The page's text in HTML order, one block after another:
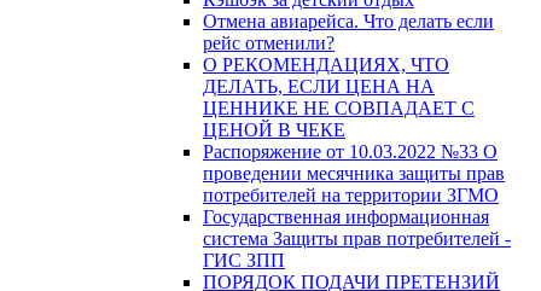
Отмена авиарейса. Что делать если
рейс отменили?
О РЕКОМЕНДАЦИЯХ, ЧТО
ДЕЛАТЬ, ЕСЛИ ЦЕНА НА
ЦЕННИКЕ НЕ СОВПАДАЕТ С
ЦЕНОЙ В ЧЕКЕ
Распоряжение от 10.03.2022 №33 О
проведении месячника защиты прав
потребителей на территории ЗГМО
Государственная информационная
система Защиты прав потребителей -
ГИС ЗПП
ПОРЯДОК ПОДАЧИ ПРЕТЕНЗИЙ